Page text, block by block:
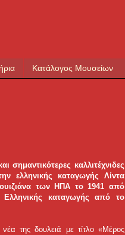
Κατάλογος Μουσείων
σημαντικότερες καλλιτέχνιδες
ελληνικής καταγωγής Λίντα
των ΗΠΑ το 1941 από
Ελληνικής καταγωγής από το
της δουλειά με τίτλο «Μέρος